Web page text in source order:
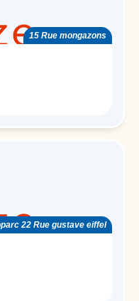
15 Rue mongazons
22 Rue gustave eiffel